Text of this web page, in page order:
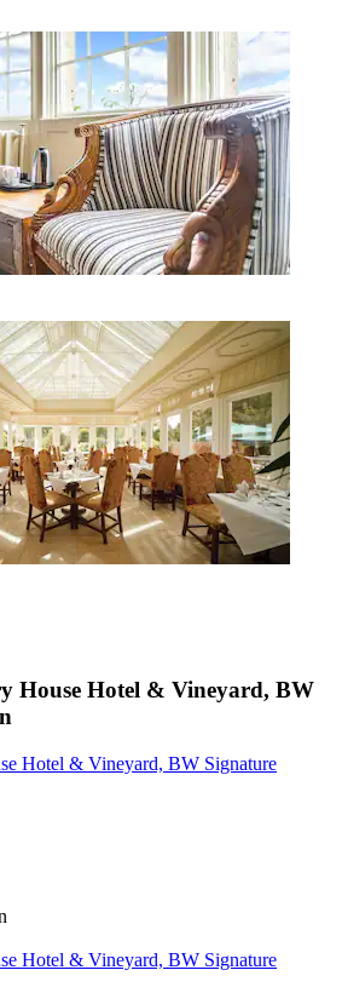
House Hotel & Vineyard, BW
Hotel & Vineyard, BW Signature
Hotel & Vineyard, BW Signature